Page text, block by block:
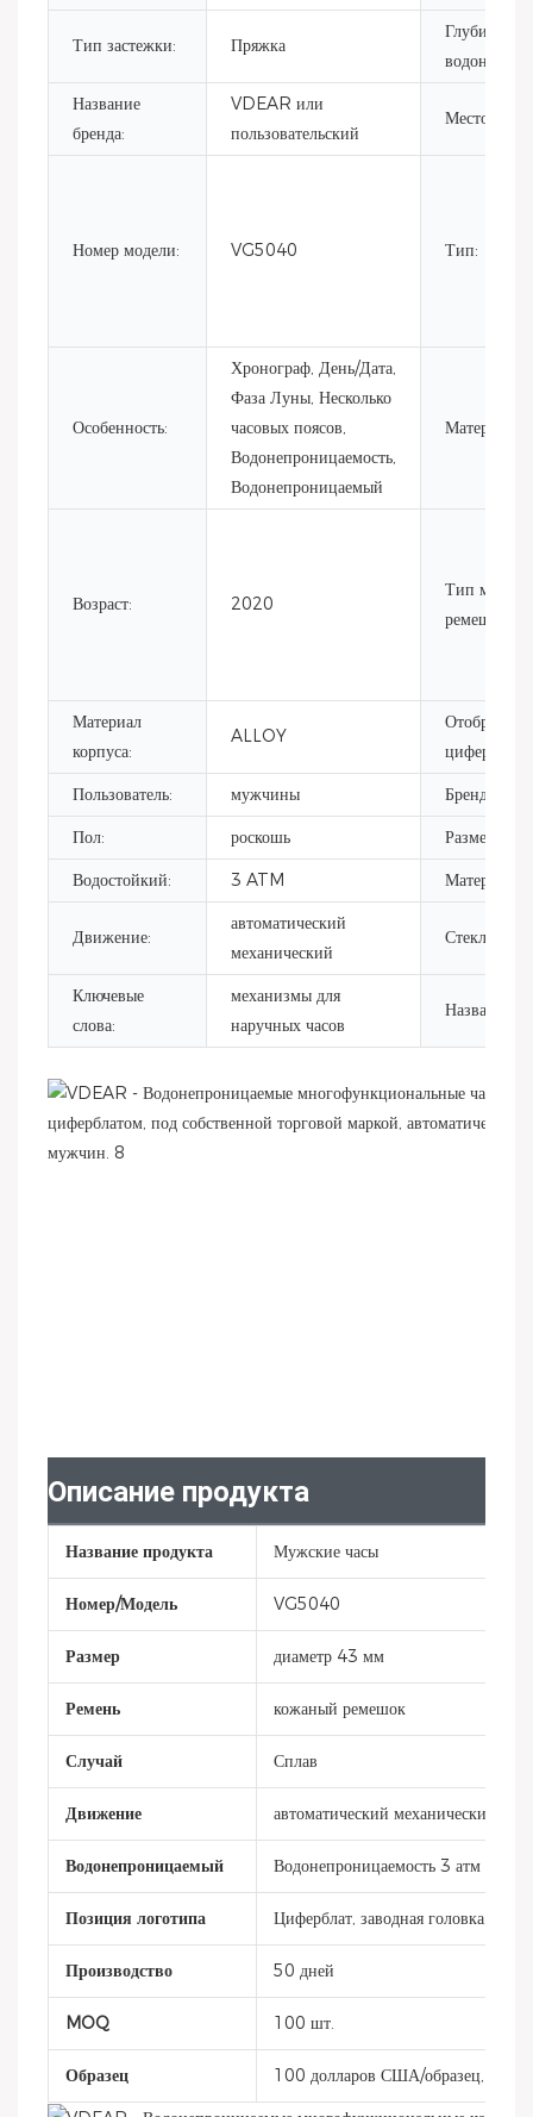
Тип застежки: Пряжка
Глубина
Название
бренда:
VDEAR или
пользовательский
Место
Номер модели: VG5040 Тип:
Особенность:
Хронограф, День/Дата,
Фаза Луны, Несколько
часовых поясов,
Водонепроницаемость,
Водонепроницаемый
Материал:
Возраст: 2020
Тип
ремешка:
Материал
корпуса:
ALLOY
циферблата:
Пользователь:
мужчины
Бренд
Пол:
роскошь
Размер
Водостойкий:
3 ATM Материалы
Движение:
автоматический
механический
Стекло:
Ключевые
слова:
механизмы для
наручных часов
Название
Описание продукта
Название продукта Мужские часы
Номер/Модель VG5040
Размер диаметр 43 мм
Ремень кожаный ремешок
Случай Сплав
Движение автоматический механический
Водонепроницаемый Водонепроницаемость 3 атм
Позиция логотипа Циферблат, заводная головка,
Производство 50 дней
MOQ 100 шт.
Образец 100 долларов США/образец, 50